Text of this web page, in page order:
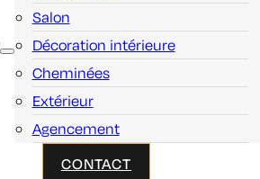
Salon
Décoration intérieure
Cheminées
Extérieur
Agencement
CONTACT